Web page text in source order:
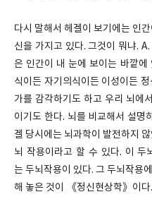
다시 말해서 헤겔이 보기에는 인
신을 가지고 있다. 그것이 뭐냐.
은 인간이 내 눈에 보이는 바깥에
식이든 자기의식이든 이성이든
가를 감각하기도 하고 우리 뇌에
이기도 한다. 뇌를 비교해서 설명
겔 당시에는 뇌과학이 발전하지
뇌 작용이라고 할 수 있다. 이 두
는 두뇌작용이 있다. 그 두뇌작용
해 놓은 것이 《정신현상학》이